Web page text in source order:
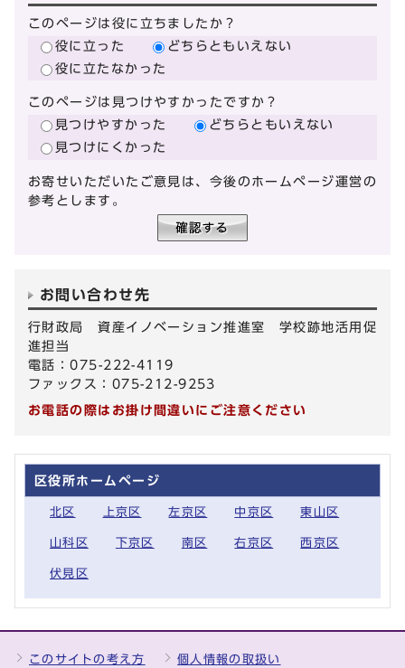
このページは役に立ちましたか？
役に立った
どちらともいえない
役に立たなかった
このページは見つけやすかったですか？
見つけやすかった
どちらともいえない
見つけにくかった
お寄せいただいたご意見は、今後のホームページ運営の
参考とします。
お問い合わせ先
行財政局 資産イノベーション推進室 学校跡地活用促
進担当
電話：075-222-4119
ファックス：075-212-9253
お電話の際はお掛け間違いにご注意ください
区役所ホームページ
北区 上京区 左京区 中京区 東山区
山科区 下京区 南区 右京区 西京区
伏見区
このサイトの考え方 個人情報の取扱い